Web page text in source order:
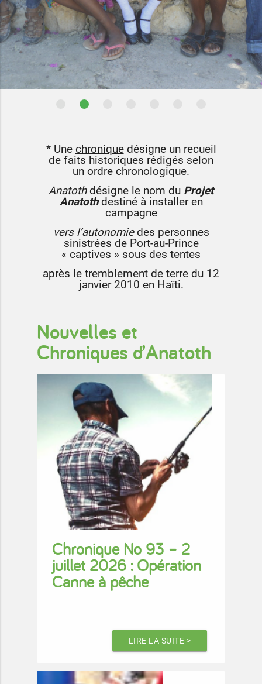
* Une chroniquedésigne un recueil
de faits historiques rédigés selon
un ordre chronologique.
Anatothdésigne le nom du Projet
Anatothdestiné à installer en
campagne
vers l’autonomie des personnes
sinistrées de Port-au-Prince
« captives » sous des tentes
après le tremblement de terre du 12
janvier 2010 en Haïti.
Nouvelles et
Chroniques d’Anatoth
Chronique No 93 – 2
juillet 2026 : Opération
Canne à pêche
LIRE LA SUITE >